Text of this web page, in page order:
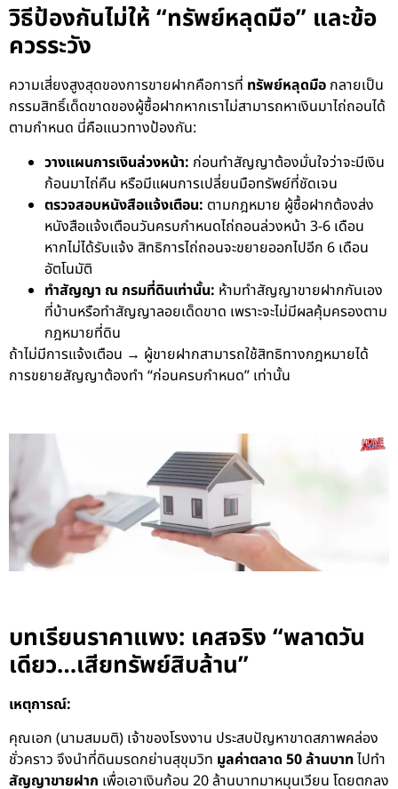
วิธีป้องกันไม่ให้ “ทรัพย์หลุดมือ” และข้อ
ควรระวัง
ความเสี่ยงสูงสุดของการขายฝากคือการที่ ทรัพย์หลุดมือ กลายเป็น
กรรมสิทธิ์เด็ดขาดของผู้ซื้อฝากหากเราไม่สามารถหาเงินมาไถ่ถอนได้
ตามกำหนด นี่คือแนวทางป้องกัน:
วางแผนการเงินล่วงหน้า: ก่อนทำสัญญาต้องมั่นใจว่าจะมีเงิน
ก้อนมาไถ่คืน หรือมีแผนการเปลี่ยนมือทรัพย์ที่ชัดเจน
ตรวจสอบหนังสือแจ้งเตือน: ตามกฎหมาย ผู้ซื้อฝากต้องส่ง
หนังสือแจ้งเตือนวันครบกำหนดไถ่ถอนล่วงหน้า 3-6 เดือน
หากไม่ได้รับแจ้ง สิทธิการไถ่ถอนจะขยายออกไปอีก 6 เดือน
อัตโนมัติ
ทำสัญญา ณ กรมที่ดินเท่านั้น: ห้ามทำสัญญาขายฝากกันเอง
ที่บ้านหรือทำสัญญาลอยเด็ดขาด เพราะจะไม่มีผลคุ้มครองตาม
กฎหมายที่ดิน
ถ้าไม่มีการแจ้งเตือน → ผู้ขายฝากสามารถใช้สิทธิทางกฎหมายได้
การขยายสัญญาต้องทำ “ก่อนครบกำหนด” เท่านั้น
บทเรียนราคาแพง: เคสจริง “พลาดวัน
เดียว…เสียทรัพย์สิบล้าน”
เหตุการณ์:
คุณเอก (นามสมมติ) เจ้าของโรงงาน ประสบปัญหาขาดสภาพคล่อง
ชั่วคราว จึงนำที่ดินมรดกย่านสุขุมวิท มูลค่าตลาด 50 ล้านบาทไปทำ
สัญญาขายฝาก เพื่อเอาเงินก้อน 20 ล้านบาทมาหมุนเวียน โดยตกลง